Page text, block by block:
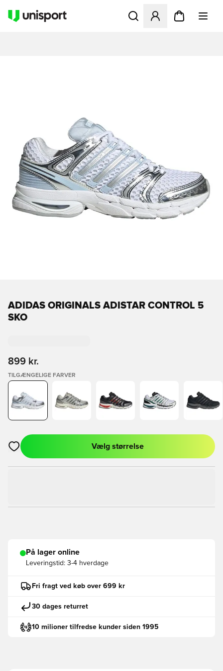
Åbner en Modal til at
ADIDAS ORIGINALS ADISTAR CONTROL 5
SKO
899 kr.
TILGÆNGELIGE FARVER
Åbner en Modal til at logge ind eller tilmelde dig som medlem
Vælg størrelse
På lager online
Leveringstid: 3-4 hverdage
Fri fragt ved køb over 699 kr
30 dages returret
10 milioner tilfredse kunder siden 1995